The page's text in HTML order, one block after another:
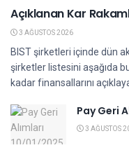
Açıklanan Kar
3 AĞUSTOS 2026
BIST şirketleri içinde dün
şirketler listesini aşağıda
kadar finansallarını
Pay Geri
3 AĞUSTOS